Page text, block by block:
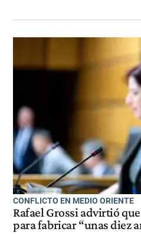
CONFLICTO EN MEDIO ORIENTE
Rafael Grossi advirtió
para fabricar “unas diez